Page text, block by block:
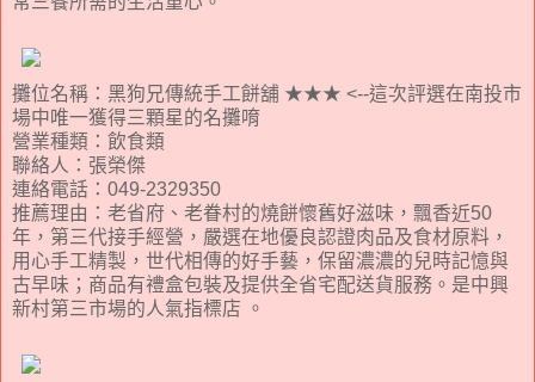
攤位名稱：黑狗兄傳統手工餅舖 ★★★ <--這次評選在南投市
場中唯一獲得三顆星的名攤唷
營業種類：飲食類
聯絡人：張榮傑
連絡電話：049-2329350
推薦理由：老省府、老眷村的燒餅懷舊好滋味，飄香近50
年，第三代接手經營，嚴選在地優良認證肉品及食材原料，
用心手工精製，世代相傳的好手藝，保留濃濃的兒時記憶與
古早味；商品有禮盒包裝及提供全省宅配送貨服務。是中興
新村第三市場的人氣指標店 。